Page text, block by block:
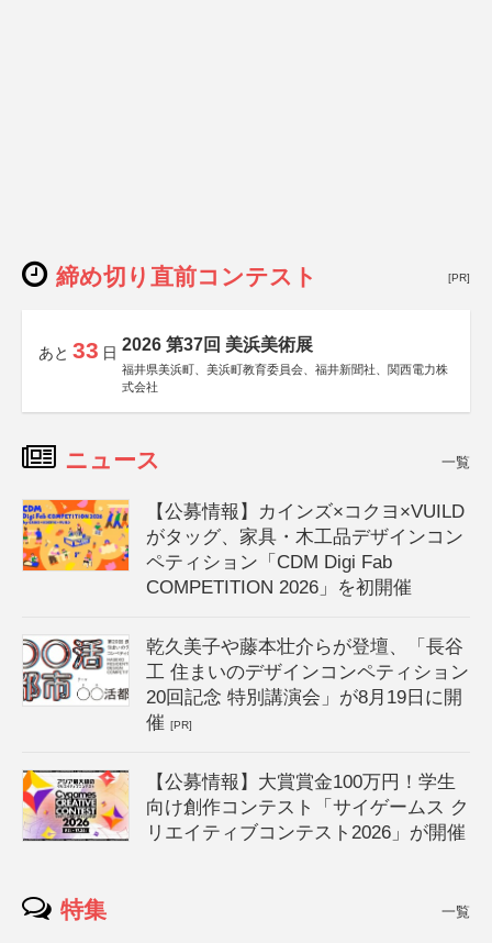
締め切り直前コンテスト [PR]
あと 33 日 2026 第37回 美浜美術展
福井県美浜町、美浜町教育委員会、福井新聞社、関西電力株
式会社
ニュース 一覧
【公募情報】カインズ×コクヨ×VUILD
がタッグ、家具・木工品デザインコン
ペティション「CDM Digi Fab
COMPETITION 2026」を初開催
乾久美子や藤本壮介らが登壇、「長谷
工 住まいのデザインコンペティション
20回記念 特別講演会」が8月19日に開
催[PR]
【公募情報】大賞賞金100万円！学生
向け創作コンテスト「サイゲームス ク
リエイティブコンテスト2026」が開催
特集 一覧